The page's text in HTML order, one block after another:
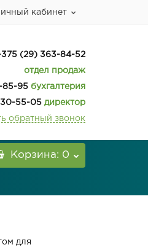
кабинет
(29) 363-84-52
отдел продаж
85-95 бухгалтерия
55-05 директор
обратный звонок
Корзина: 0
для